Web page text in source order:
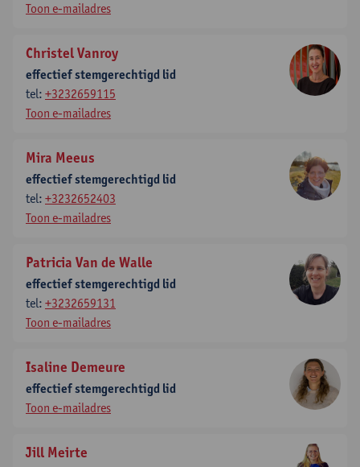
Toon e-mailadres
Christel Vanroy
effectief stemgerechtigd lid
tel: +3232659115
Toon e-mailadres
Mira Meeus
effectief stemgerechtigd lid
tel: +3232652403
Toon e-mailadres
Patricia Van de Walle
effectief stemgerechtigd lid
tel: +3232659131
Toon e-mailadres
Isaline Demeure
effectief stemgerechtigd lid
Toon e-mailadres
Jill Meirte